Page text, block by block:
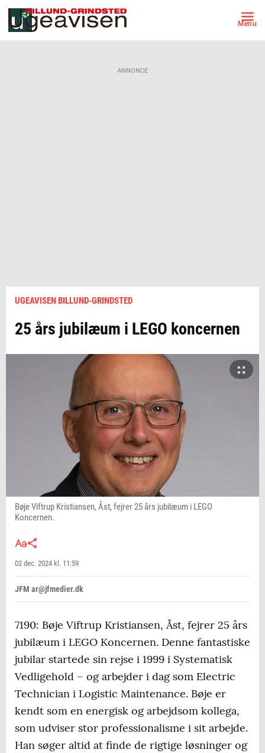
Menu
ANNONCE
UGEAVISEN BILLUND-GRINDSTED
25 års jubilæum i LEGO koncernen
Bøje Viftrup Kristiansen, Åst, fejrer 25 års jubilæum i LEGO
Koncernen.
02 dec. 2024 kl. 11:59
JFM ar@jfmedier.dk
7190: Bøje Viftrup Kristiansen, Åst, fejrer 25 års
jubilæum i LEGO Koncernen. Denne fantastiske
jubilar startede sin rejse i 1999 i Systematisk
Vedligehold – og arbejder i dag som Electric
Technician i Logistic Maintenance. Bøje er
kendt som en energisk og arbejdsom kollega,
som udviser stor professionalisme i sit arbejde.
Han søger altid at finde de rigtige løsninger og